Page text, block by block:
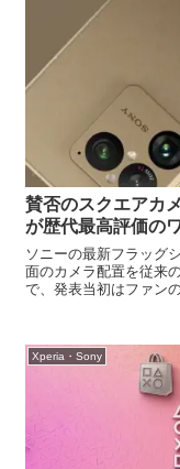
賛否のスクエアカ
が歴代最高評価の
ソニーの最新フラッグ
面のカメラ配置を従来
で、発表当初はファン
Xperia・Sony